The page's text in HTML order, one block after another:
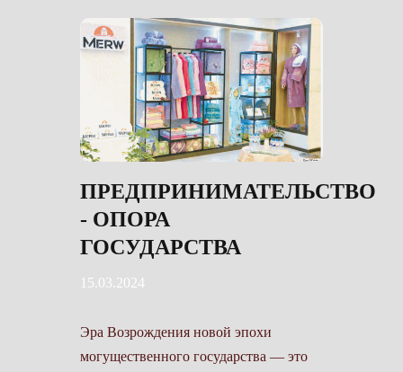
ПРЕДПРИНИМАТЕЛЬСТВО
- ОПОРА
ГОСУДАРСТВА
15.03.2024
Эра Возрождения новой эпохи
могущественного государства — это